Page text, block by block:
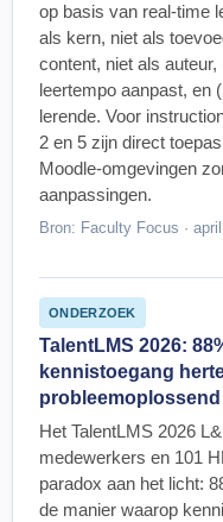
op basis van real-time
als kern, niet als
content, niet als
leertempo aanpast, en
lerende. Voor
2 en 5 zijn direct
Moodle-omgevingen
aanpassingen.
Bron: Faculty Focus ·
ONDERZOEK
TalentLMS 2026:
kennistoegang
Het TalentLMS 2026
medewerkers en 101
paradox aan het licht:
de manier waarop